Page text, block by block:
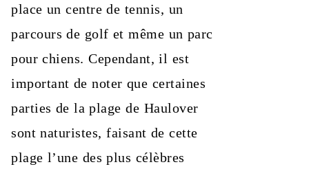
place un centre de tennis, un
parcours de golf et même un parc
pour chiens. Cependant, il est
important de noter que certaines
parties de la plage de Haulover
sont naturistes, faisant de cette
plage l’une des plus célèbres